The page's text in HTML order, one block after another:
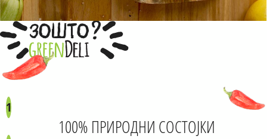
ЗОШТО?
1
100% ПРИРОДНИ СОСТОЈКИ